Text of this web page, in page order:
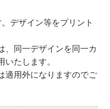
デザイン等をプリント
、同一デザインを同一カ
たします。
適用外になりますのでご